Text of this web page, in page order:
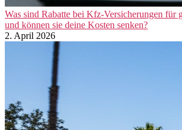
Was sind Rabatte bei Kfz-Versicherungen für
und können sie deine Kosten senken?
2. April 2026